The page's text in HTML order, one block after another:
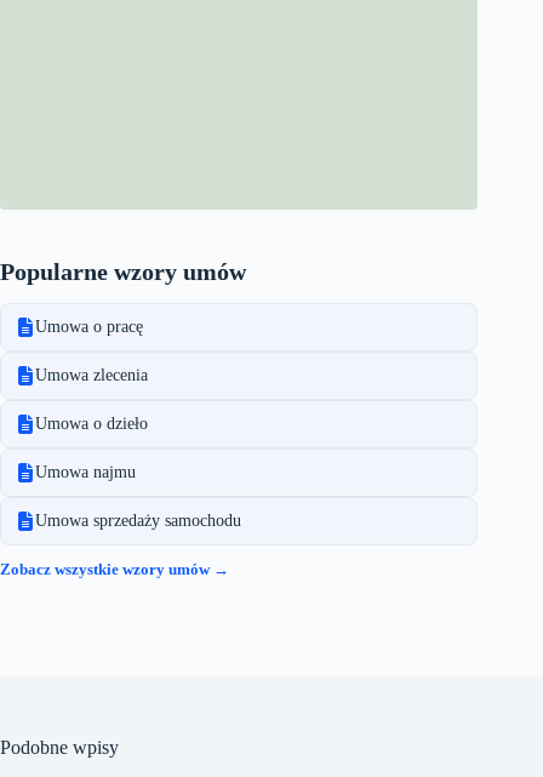
Popularne wzory umów
Umowa o pracę
Umowa zlecenia
Umowa o dzieło
Umowa najmu
Umowa sprzedaży samochodu
Zobacz wszystkie wzory umów →
Podobne wpisy